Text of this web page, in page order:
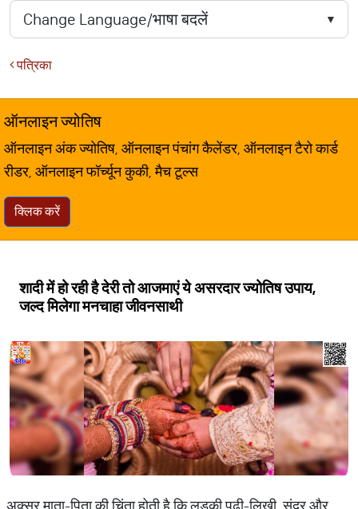
पत्रिका
ऑनलाइन ज्योतिष
ऑनलाइन अंक ज्योतिष, ऑनलाइन पंचांग कैलेंडर, ऑनलाइन टैरो कार्ड
रीडर, ऑनलाइन फॉर्च्यून कुकी, मैच टूल्स
क्लिक करें
शादी में हो रही है देरी तो आजमाएं ये असरदार ज्योतिष उपाय,
जल्द मिलेगा मनचाहा जीवनसाथी